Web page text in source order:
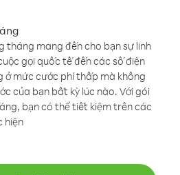
tháng mang đến cho bạn sự linh
gọi quốc tế đến các số điện
ở mức cước phí thấp mà không
của bạn bất kỳ lúc nào. Với gói
bạn có thể tiết kiệm trên các
hiện